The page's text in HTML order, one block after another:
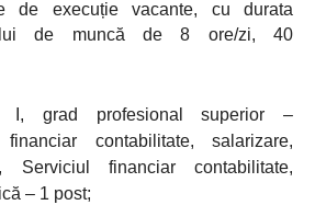
de execuție vacante, cu durata
de muncă de8 ore/zi, 40
I, grad profesional superior –
financiar contabilitate, salarizare,
Serviciul financiar contabilitate,
– 1 post;